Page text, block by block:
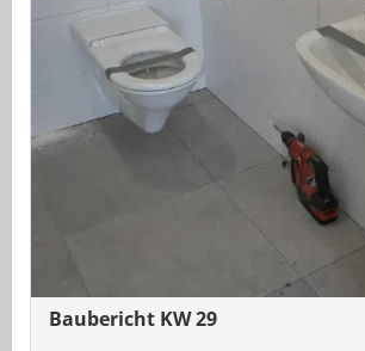
Baubericht KW 29